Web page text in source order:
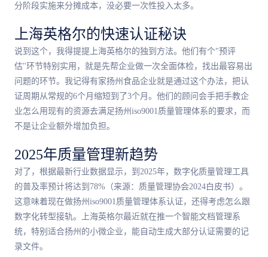
分阶段实施来分摊成本，没必要一次性投入太多。
上海英格尔的快速认证秘诀
说到这个，我得提提上海英格尔的独到方法。他们有个"预评
估"环节特别实用，就是先帮企业做一次全面体检，找出最容易出
问题的环节。我记得有家扬州食品企业就是通过这个办法，把认
证周期从常规的6个月缩短到了3个月。他们的顾问会手把手教企
业怎么用现有的资源去满足扬州iso9001质量管理体系的要求，而
不是让企业额外增加负担。
2025年质量管理新趋势
对了，根据最新行业数据显示，到2025年，数字化质量管理工具
的普及率预计将达到78%（来源：质量管理协会2024白皮书）。
这意味着现在做扬州iso9001质量管理体系认证，还得考虑怎么跟
数字化转型接轨。上海英格尔最近就在推一个智能文档管理系
统，特别适合扬州的小微企业，能自动生成大部分认证需要的记
录文件。